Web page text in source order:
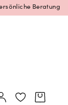
Beratung